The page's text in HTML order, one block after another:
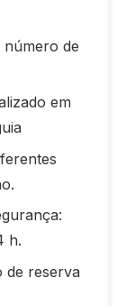
número de
em
h.
de reserva